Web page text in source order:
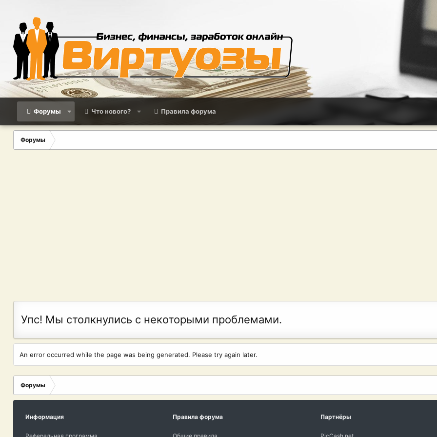
Форумы Что нового? Правила форума
Форумы
Упс! Мы столкнулись с некоторыми проблемами.
An error occurred while the page was being generated. Please try again later.
Форумы
Информация Правила форума Партнёры